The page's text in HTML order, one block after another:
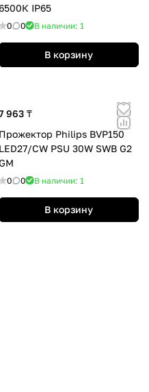
IP65
0 0 В наличии: 1
В корзину
963 ₸
Прожектор Philips BVP150
LED27/CW PSU 30W SWB G2
0 0 В наличии: 1
В корзину